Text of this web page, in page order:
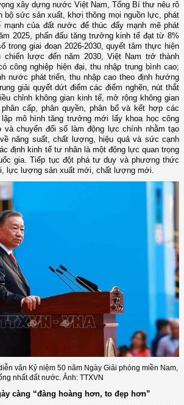
xây dựng nước Việt Nam, Tổng Bí thư nêu rõ
bộ sức sản xuất, khơi thông mọi nguồn lực, phát
mạnh của đất nước để thúc đẩy mạnh mẽ phát
2025, phấn đấu tăng trưởng kinh tế đạt từ 8%
trong giai đoạn 2026-2030, quyết tâm thực hiện
lược đến năm 2030, Việt Nam trở thành
công nghiệp hiện đại, thu nhập trung bình cao;
nước phát triển, thu nhập cao theo định hướng
giải quyết dứt điểm các điểm nghẽn, nút thắt
chỉnh không gian kinh tế, mở rộng không gian
cấp, phân quyền, phân bổ và kết hợp các
mô hình tăng trưởng mới lấy khoa học công
và chuyển đổi số làm động lực chính nhằm tạo
năng suất, chất lượng, hiệu quả và sức cạnh
định kinh tế tư nhân là một động lực quan trọng
gia. Tiếp tục đột phá tư duy và phương thức
lực lượng sản xuất mới, chất lượng mới.
văn Kỷ niệm 50 năm Ngày Giải phóng miền Nam,
nhất đất nước. Ảnh: TTXVN
càng “đàng hoàng hơn, to đẹp hơn”